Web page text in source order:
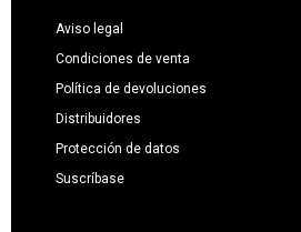
Aviso legal
Condiciones de venta
Política de devoluciones
Distribuidores
Protección de datos
Suscríbase